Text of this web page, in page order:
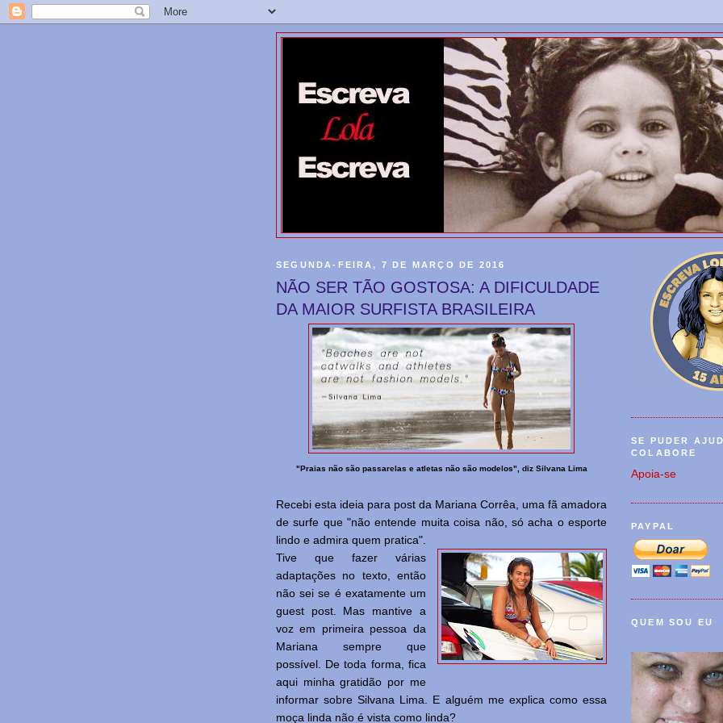
SEGUNDA-FEIRA, 7 DE MARÇO DE 2016
NÃO SER TÃO GOSTOSA: A DIFICULDADE
DA MAIOR SURFISTA BRASILEIRA
"Praias não são passarelas e atletas não são modelos", diz Silvana Lima
Recebi esta ideia para post da Mariana Corrêa, uma fã amadora
de surfe que "não entende muita coisa não, só acha o esporte
lindo e admira quem pratica".
Tive que fazer várias
adaptações no texto, então
não sei se é exatamente um
guest post. Mas mantive a
voz em primeira pessoa da
Mariana sempre que
possível. De toda forma, fica
aqui minha gratidão por me
informar sobre Silvana Lima. E alguém me explica como essa
moça linda não é vista como linda?
SE PUDER
COLABORE
Apoia-se
PAYPAL
QUEM SOU EU